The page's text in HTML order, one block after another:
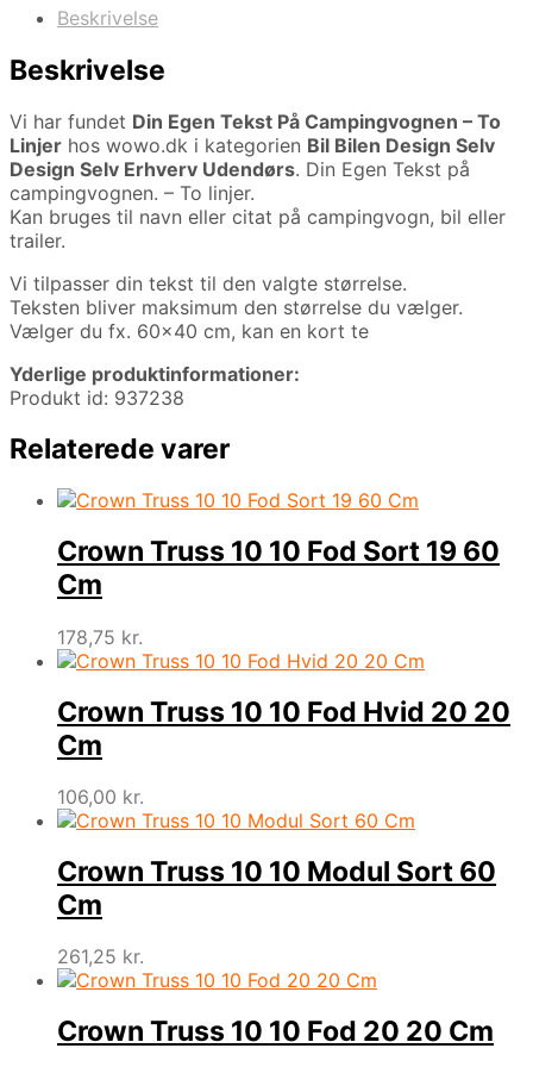
Beskrivelse
Beskrivelse
Vi har fundet Din Egen Tekst På Campingvognen – To
Linjer hos wowo.dk i kategorien Bil Bilen Design Selv
Design Selv Erhverv Udendørs. Din Egen Tekst på
campingvognen. – To linjer.
Kan bruges til navn eller citat på campingvogn, bil eller
trailer.
Vi tilpasser din tekst til den valgte størrelse.
Teksten bliver maksimum den størrelse du vælger.
Vælger du fx. 60×40 cm, kan en kort te
Yderlige produktinformationer:
Produkt id: 937238
Relaterede varer
Crown Truss 10 10 Fod Sort 19 60
Cm
178,75 kr.
Crown Truss 10 10 Fod Hvid 20 20
Cm
106,00 kr.
Crown Truss 10 10 Modul Sort 60
Cm
261,25 kr.
Crown Truss 10 10 Fod 20 20 Cm